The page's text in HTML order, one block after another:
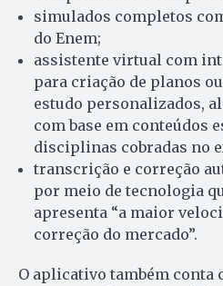
simulados completos
do Enem;
assistente virtual com
para criação de planos
estudo personalizados,
com base em conteúdos
disciplinas cobradas no
transcrição e correção
por meio de tecnologia
apresenta “a maior
correção do mercado”.
O aplicativo também conta